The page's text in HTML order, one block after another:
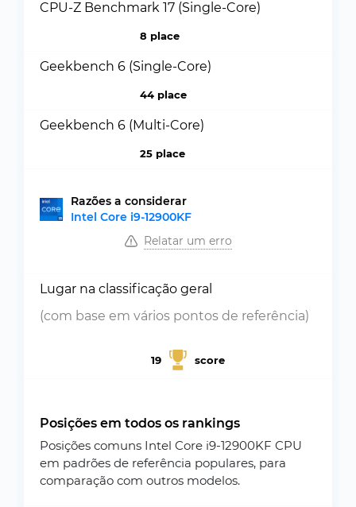
CPU-Z Benchmark 17 (Single-Core)
8 place
Geekbench 6 (Single-Core)
44 place
Geekbench 6 (Multi-Core)
25 place
Razões a considerar
Intel Core i9-12900KF
Relatar um erro
Lugar na classificação geral
(com base em vários pontos de referência)
19 score
Posições em todos os rankings
Posições comuns Intel Core i9-12900KF CPU
em padrões de referência populares, para
comparação com outros modelos.